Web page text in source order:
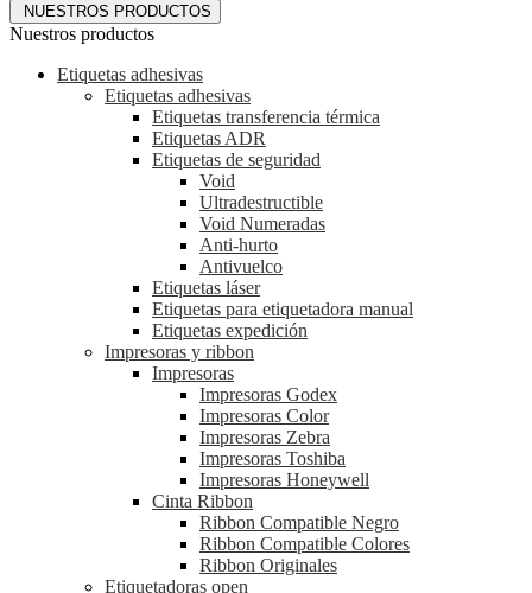
NUESTROS PRODUCTOS
Nuestros productos
Etiquetas adhesivas
Etiquetas adhesivas
Etiquetas transferencia térmica
Etiquetas ADR
Etiquetas de seguridad
Void
Ultradestructible
Void Numeradas
Anti-hurto
Antivuelco
Etiquetas láser
Etiquetas para etiquetadora manual
Etiquetas expedición
Impresoras y ribbon
Impresoras
Impresoras Godex
Impresoras Color
Impresoras Zebra
Impresoras Toshiba
Impresoras Honeywell
Cinta Ribbon
Ribbon Compatible Negro
Ribbon Compatible Colores
Ribbon Originales
Etiquetadoras open